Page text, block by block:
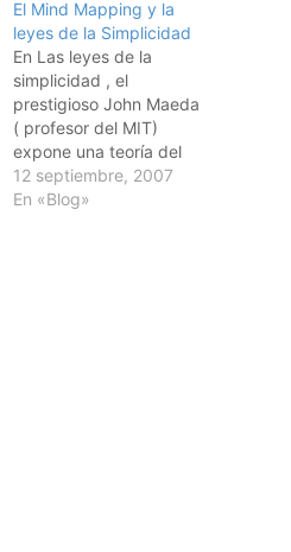
El Mind Mapping y la
leyes de la Simplicidad
En Las leyes de la
simplicidad , el
prestigioso John Maeda
( profesor del MIT)
expone una teoría del
diseño enfocada a como
simplificar las cosas. El
12 septiembre, 2007
En «Blog»